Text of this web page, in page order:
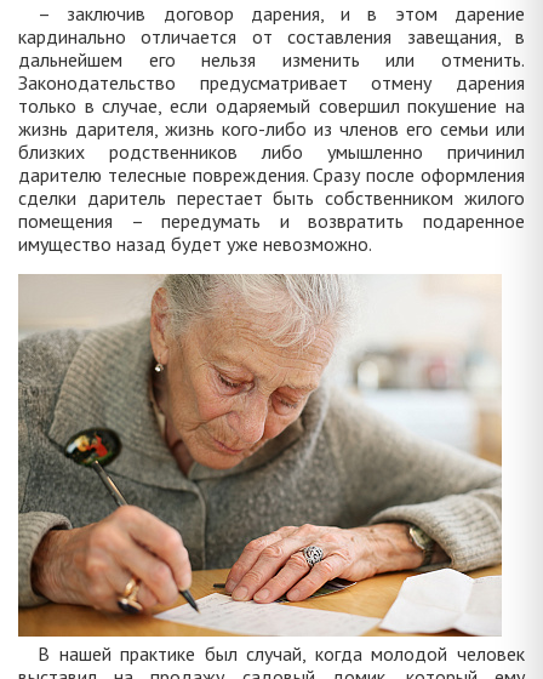
– заключив договор дарения, и в этом дарение
кардинально отличается от составления завещания, в
дальнейшем его нельзя изменить или отменить.
Законодательство предусматривает отмену дарения
только в случае, если одаряемый совершил покушение на
жизнь дарителя, жизнь кого-либо из членов его семьи или
близких родственников либо умышленно причинил
дарителю телесные повреждения. Сразу после оформления
сделки даритель перестает быть собственником жилого
помещения – передумать и возвратить подаренное
имущество назад будет уже невозможно.
В нашей практике был случай, когда молодой человек